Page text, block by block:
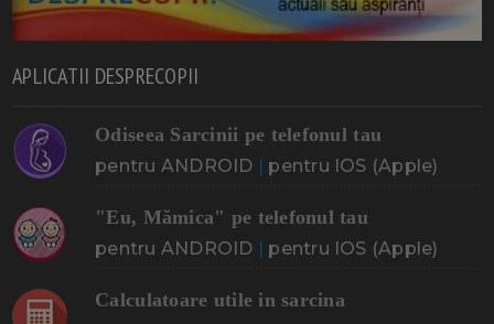
APLICATII DESPRECOPII
Odiseea Sarcinii pe telefonul tau
pentru ANDROID pentru IOS (Apple)
"Eu, Mămica" pe telefonul tau
pentru ANDROID pentru IOS (Apple)
Calculatoare utile in sarcina